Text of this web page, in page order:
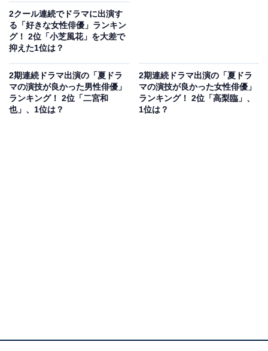
3位にランクインしたのは、10月15日スタートの日曜劇
場『下剋上球児』（TBS系）に出演する、乃木坂46の山
下美月さんです。夏ドラマの『さらば、佳き日』（テレ
ビ東京系）では鈴木仁さんとW主演を務め、秘密を抱え
たきょうだいの繊細な心情を丁寧に演じ切り話題を呼び
2クール連続でドラマに出演す
る「好きな女性俳優」ランキン
グ！ 2位「小芝風花」を大差で
抑えた1位は？
2期連続ドラマ出演の「夏ドラ
マの演技が良かった男性俳優」
ランキング！ 2位「二宮和
也」、1位は？
2期連続ドラマ出演の「夏ドラ
マの演技が良かった女性俳優」
ランキング！ 2位「高梨臨」、
1位は？